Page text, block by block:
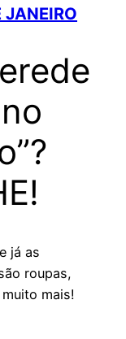
JANEIRO
já as
roupas,
mais!